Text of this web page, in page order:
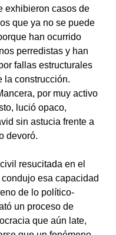
exhibieron casos de
que ya no se puede
han ocurrido
perredistas y han
fallas estructurales
la construcción.
por muy activo
lució opaco,
sin astucia frente a
devoró.
resucitada en el
esa capacidad
de lo político-
un proceso de
que aún late,